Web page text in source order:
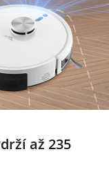
až 235